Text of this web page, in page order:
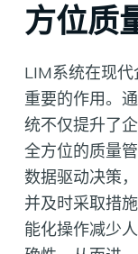
方位质
LIM系统在现代
重要的作用。
统不仅提升了
全方位的质量
数据驱动决策
并及时采取措
能化操作减少